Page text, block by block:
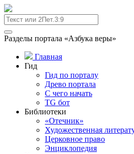
Разделы портала «Азбука веры»
Главная
Гид
Гид по порталу
Древо портала
С чего начать
TG бот
Библиотеки
«Отечник»
Художественная
Церковное право
Энциклопедия